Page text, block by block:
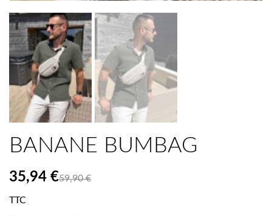
BANANE BUMBAG
35,94 €59,90 €
TTC